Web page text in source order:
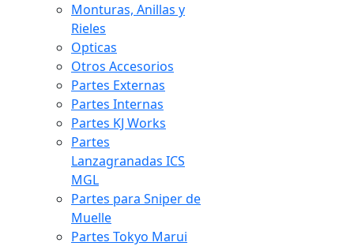
Monturas, Anillas y
Rieles
Opticas
Otros Accesorios
Partes Externas
Partes Internas
Partes KJ Works
Partes
Lanzagranadas ICS
MGL
Partes para Sniper de
Muelle
Partes Tokyo Marui